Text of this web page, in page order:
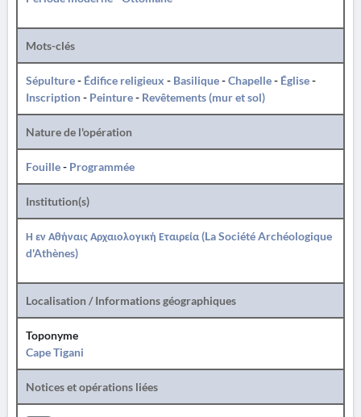
Mots-clés
Sépulture- Édifice religieux - Basilique-Chapelle- Église-
Inscription- Peinture- Revêtements (mur et sol)
Nature de l'opération
Fouille- Programmée
Institution(s)
Η εν Αθήναις Αρχαιολογική Εταιρεία (La Société Archéologique
d'Athènes)
Localisation / Informations géographiques
Toponyme
Cape Tigani
Notices et opérations liées